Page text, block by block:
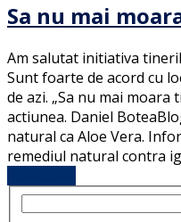
Sa nu mai
Am salutat initiativa
Sunt foarte de acord cu
de azi. „Sa nu mai moara
actiunea. Daniel
natural ca Aloe Vera.
remediul natural contra